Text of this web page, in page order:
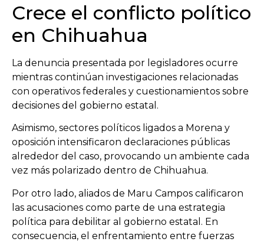
Crece el conflicto político
en Chihuahua
La denuncia presentada por legisladores ocurre
mientras continúan investigaciones relacionadas
con operativos federales y cuestionamientos sobre
decisiones del gobierno estatal.
Asimismo, sectores políticos ligados a Morena y
oposición intensificaron declaraciones públicas
alrededor del caso, provocando un ambiente cada
vez más polarizado dentro de Chihuahua.
Por otro lado, aliados de Maru Campos calificaron
las acusaciones como parte de una estrategia
política para debilitar al gobierno estatal. En
consecuencia, el enfrentamiento entre fuerzas